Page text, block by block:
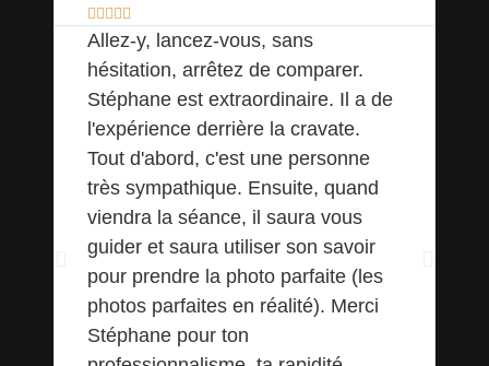
    
Allez-y, lancez-vous, sans
hésitation, arrêtez de comparer.
Stéphane est extraordinaire. Il a de
l'expérience derrière la cravate.
Tout d'abord, c'est une personne
très sympathique. Ensuite, quand
viendra la séance, il saura vous
guider et saura utiliser son savoir
pour prendre la photo parfaite (les
photos parfaites en réalité). Merci
Stéphane pour ton